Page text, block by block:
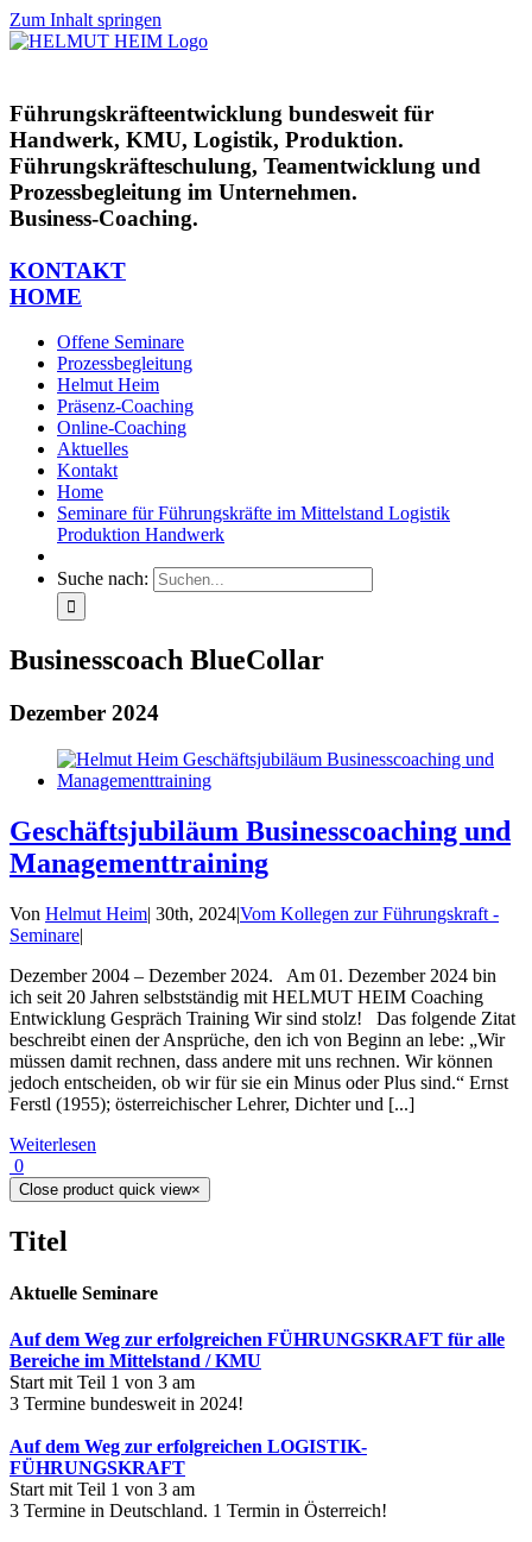
Zum Inhalt springen
Führungskräfteentwicklung bundesweit für
Handwerk, KMU, Logistik, Produktion.
Führungskräfteschulung, Teamentwicklung und
Prozessbegleitung im Unternehmen.
Business-Coaching.
KONTAKT
HOME
Offene Seminare
Prozessbegleitung
Helmut Heim
Präsenz-Coaching
Online-Coaching
Aktuelles
Kontakt
Home
Seminare für Führungskräfte im Mittelstand Logistik
Produktion Handwerk
Suche nach:
Businesscoach BlueCollar
Dezember 2024
Geschäftsjubiläum Businesscoaching und
Managementtraining
Von Helmut Heim| 30th, 2024|Vom Kollegen zur Führungskraft -
Seminare|
Dezember 2004 – Dezember 2024. Am 01. Dezember 2024 bin
ich seit 20 Jahren selbstständig mit HELMUT HEIM Coaching
Entwicklung Gespräch Training Wir sind stolz! Das folgende Zitat
beschreibt einen der Ansprüche, den ich von Beginn an lebe: „Wir
müssen damit rechnen, dass andere mit uns rechnen. Wir können
jedoch entscheiden, ob wir für sie ein Minus oder Plus sind.“ Ernst
Ferstl (1955); österreichischer Lehrer, Dichter und [...]
Weiterlesen
0
Close product quick view×
Titel
Aktuelle Seminare
Auf dem Weg zur erfolgreichen FÜHRUNGSKRAFT für alle
Bereiche im Mittelstand / KMU
Start mit Teil 1 von 3 am
3 Termine bundesweit in 2024!
Auf dem Weg zur erfolgreichen LOGISTIK-
FÜHRUNGSKRAFT
Start mit Teil 1 von 3 am
3 Termine in Deutschland. 1 Termin in Österreich!